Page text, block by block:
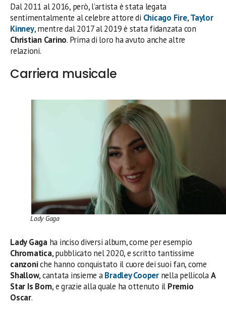
Dal 2011 al 2016, però, l’artista è stata legata
sentimentalmente al celebre attore di Chicago Fire,Taylor
Kinney, mentre dal 2017 al 2019 è stata fidanzata con
Christian Carino. Prima di loro ha avuto anche altre
relazioni.
Carriera musicale
Lady Gaga
Lady Gagaha inciso diversi album, come per esempio
Chromatica, pubblicato nel 2020, e scritto tantissime
canzoniche hanno conquistato il cuore dei suoi fan, come
Shallow, cantata insieme aBradley Coopernella pellicolaA
Star Is Born, e grazie alla quale ha ottenuto il Premio
Oscar.